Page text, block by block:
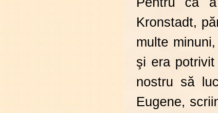
Kronstadt,
multe
şi era
nostru să
Eugene,